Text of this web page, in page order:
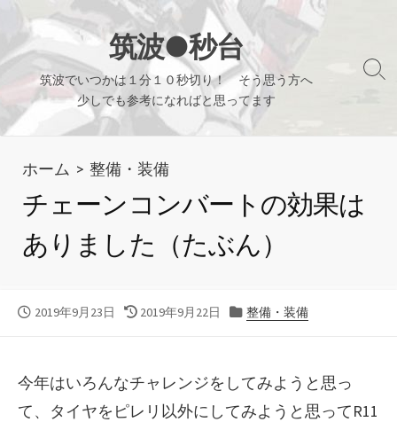
テ
ン
ツ
筑波●秒台
筑波でいつかは１分１０秒切り！ そう思う方へ
少しでも参考になればと思ってます
検
り
ホーム >整備・装備
チェーンコンバートの効果は
ありました（たぶん）
公
2019年9月23日
最
日
2019年9月22日
カ
ー
整備・装備
今年はいろんなチャレンジをしてみようと思っ
て、タイヤをピレリ以外にしてみようと思ってR11